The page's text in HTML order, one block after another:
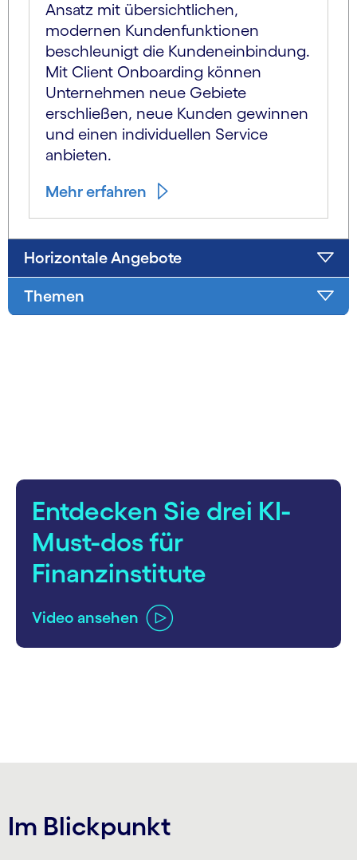
Ansatz mit übersichtlichen,
modernen Kundenfunktionen
beschleunigt die Kundeneinbindung.
Mit Client Onboarding können
Unternehmen neue Gebiete
erschließen, neue Kunden gewinnen
und einen individuellen Service
anbieten.
Mehr erfahren
Horizontale Angebote
Themen
Entdecken Sie drei KI-
Must-dos für
Finanzinstitute
Video ansehen
Im Blickpunkt